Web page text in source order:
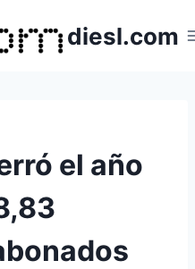
diesl.com
el año